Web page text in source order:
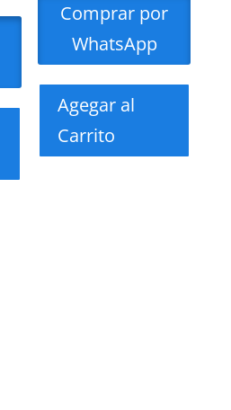
Comprar por
WhatsApp
Agegar al
Carrito